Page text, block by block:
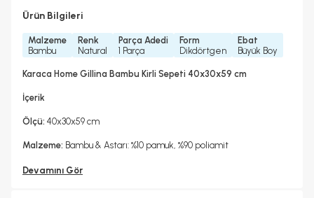
Ürün Bilgileri
Malzeme
Bambu
Renk
Natural
Parça Adedi
1 Parça
Form
Dikdörtgen
Ebat
Büyük Boy
Karaca Home Gillina Bambu Kirli Sepeti 40x30x59 cm
İçerik
Ölçü: 40x30x59 cm
Malzeme: Bambu & Astarı: %10 pamuk, %90 poliamit
Devamını Gör